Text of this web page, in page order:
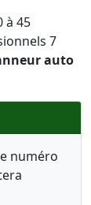
à 45
7
auto
numéro